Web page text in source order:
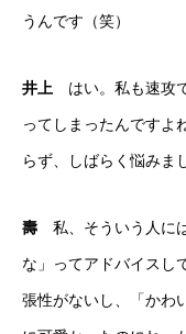
うんです（笑）
井上 はい。私も速攻
ってしまったんですよ
らず、しばらく悩みま
壽 私、そういう人に
な」ってアドバイスし
張性がないし、「かわ